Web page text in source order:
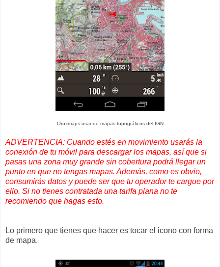
Oruxmaps usando mapas topográficos del IGN
ADVERTENCIA: Cuando estés en movimiento usarás la
conexión de tu móvil para descargar los mapas, así que si
pasas una zona muy grande sin cobertura podrá llegar un
punto en que no tengas mapas. Además, como es obvio,
consumirás datos y puede ser que tu operador te cargue por
ello. Si no tienes contratada una tarifa plana no te
recomiendo que hagas esto.
Lo primero que tienes que hacer es tocar el icono con forma
de mapa.